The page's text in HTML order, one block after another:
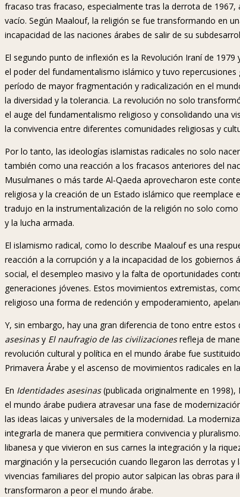
fracaso tras fracaso, especialmente tras la derrota de
vacío. Según Maalouf, la religión se fue transformando en
incapacidad de las naciones árabes de salir de su
El segundo punto de inflexión es la Revolución Iraní de
el poder del fundamentalismo islámico y tuvo
período de mayor fragmentación y radicalización en el
la diversidad y la tolerancia. La revolución no solo
el auge del fundamentalismo religioso y consolidando una
la convivencia entre diferentes comunidades religiosas y
Por lo tanto, las ideologías islamistas radicales no solo
también como una reacción a los fracasos anteriores del
Musulmanes o más tarde Al-Qaeda aprovecharon este
religiosa y la creación de un Estado islámico que
tradujo en la instrumentalización de la religión no solo
y la lucha armada.
El islamismo radical, como lo describe Maalouf es una
reacción a la corrupción y a la incapacidad de los
social, el desempleo masivo y la falta de oportunidades
generaciones jóvenes. Estos movimientos extremistas,
religioso una forma de redención y empoderamiento,
Y, sin embargo, hay una gran diferencia de tono entre
asesinasy El naufragio de las civilizacionesrefleja de
revolución cultural y política en el mundo árabe fue
Primavera Árabe y el ascenso de movimientos radicales en
En Identidades asesinas(publicada originalmente en
el mundo árabe pudiera atravesar una fase de
las ideas laicas y universales de la modernidad. La
integrarla de manera que permitiera convivencia y
libanesa y que vivieron en sus carnes la integración y la
marginación y la persecución cuando llegaron las derrotas
vivencias familiares del propio autor salpican las obras
transformaron a peor el mundo árabe.